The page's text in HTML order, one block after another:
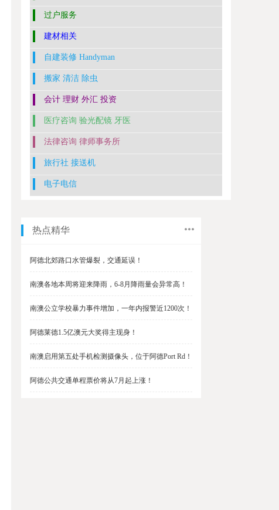
过户服务
建材相关
自建装修 Handyman
搬家 清洁 除虫
会计 理财 外汇 投资
医疗咨询 验光配镜 牙医
法律咨询 律师事务所
旅行社 接送机
电子电信
热点精华
阿德北郊路口水管爆裂，交通延误！
南澳各地本周将迎来降雨，6-8月降雨量会异常高！
南澳公立学校暴力事件增加，一年内报警近1200次！
阿德莱德1.5亿澳元大奖得主现身！
南澳启用第五处手机检测摄像头，位于阿德Port Rd！
阿德公共交通单程票价将从7月起上涨！